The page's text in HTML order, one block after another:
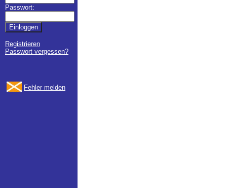
Passwort:
Registrieren
Passwort vergessen?
Fehler melden